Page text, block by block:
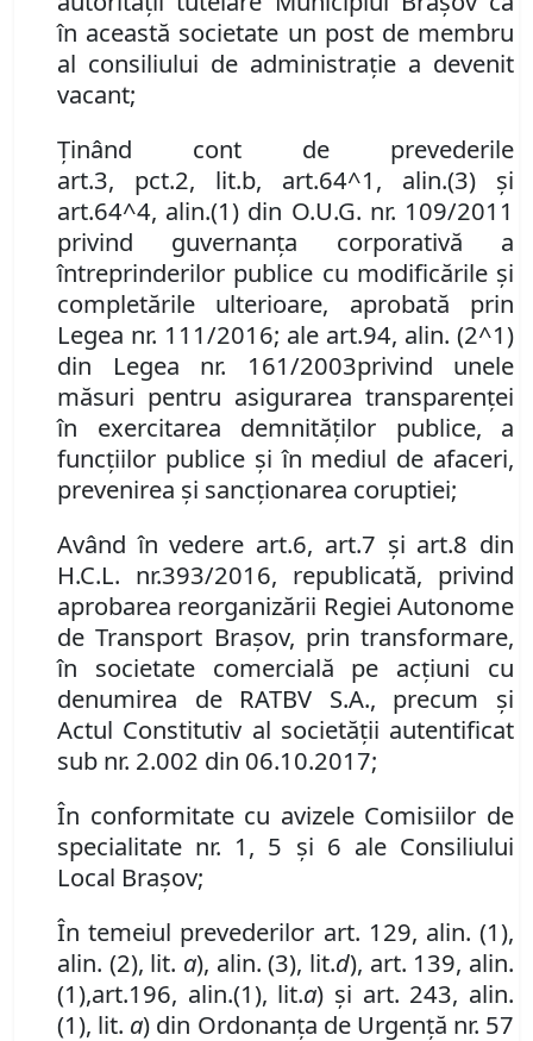
în această societate un post de membru
al consiliului de administraţie a devenit
vacant;
Ţinând cont de prevederile
art.3, pct.2, lit.b, art.64^1, alin.(3) şi
art.64^4, alin.(1) din O.U.G. nr. 109/2011
privind guvernanţa corporativă a
întreprinderilor publice cu modificările şi
completările ulterioare, aprobată prin
Legea nr. 111/2016; ale art.94, alin. (2^1)
din Legea nr. 161/2003privind unele
măsuri pentru asigurarea transparenţei
în exercitarea demnităţilor publice, a
funcţiilor publice şi în mediul de afaceri,
prevenirea şi sancţionarea coruptiei;
Având în vedere art.6, art.7 şi art.8 din
H.C.L. nr.393/2016, republicată, privind
aprobarea reorganizării Regiei Autonome
de Transport Braşov, prin transformare,
în societate comercială pe acţiuni cu
denumirea de RATBV S.A., precum şi
Actul Constitutiv al societăţii autentificat
sub nr. 2.002 din 06.10.2017;
În conformitate cu avizele Comisiilor de
specialitate nr. 1, 5 și 6 ale Consiliului
Local Brașov;
În temeiul prevederilor art. 129, alin. (1),
alin. (2), lit. a), alin. (3), lit.d), art. 139, alin.
(1),art.196, alin.(1), lit.a) și art. 243, alin.
(1), lit. a) din Ordonanța de Urgență nr. 57